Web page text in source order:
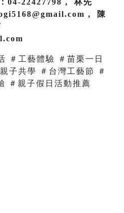
04-22427798， 林先
， 陳
＃工藝體驗 ＃苗栗一日
子共學 ＃台灣工藝節 ＃
＃親子假日活動推薦